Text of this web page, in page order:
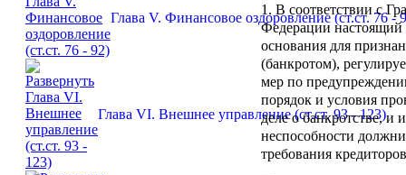
Глава V. Финансовое оздоровление (ст.ст. 76 -
Глава VI. Внешнее управление (ст.ст. 93 - 123)
1. В соответствии с
Федерации настоящий
основания для
(банкротом),
мер по
порядок и условия
деле о банкротстве,
неспособности
требования